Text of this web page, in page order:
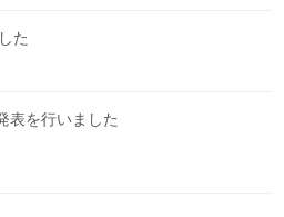
た
表を行いました